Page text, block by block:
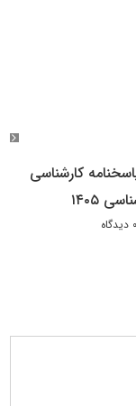
کارشناسی
۱۴۰۵
۰ دیدگاه